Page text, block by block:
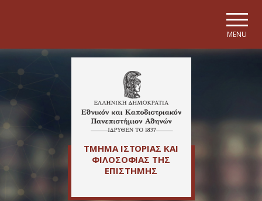
MENU
ΤΜΗΜΑ ΙΣΤΟΡΙΑΣ ΚΑΙ
ΦΙΛΟΣΟΦΙΑΣ ΤΗΣ
ΕΠΙΣΤΗΜΗΣ